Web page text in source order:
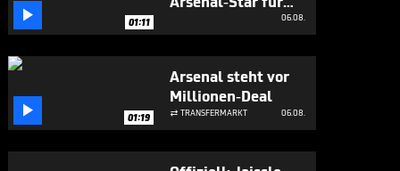
 01:11 06.08.
 01:19
Arsenal steht vor
Millionen-Deal
 TRANSFERMARKT 06.08.